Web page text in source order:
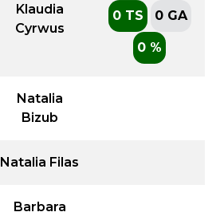
Klaudia
Cyrwus
0 TS 0 GA
0 %
Natalia
Bizub
Natalia Filas
Barbara